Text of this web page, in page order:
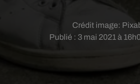
Publié : 3 mai 2021 à
Crédit image: